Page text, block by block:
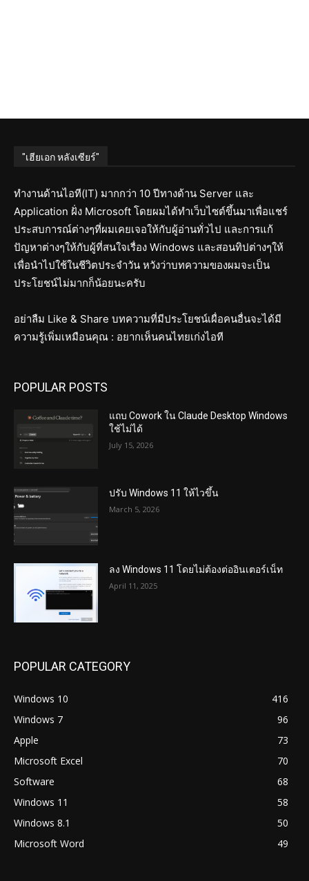
"เฮียเอก หลังเซียร์"
ทำงานด้านไอที(IT) มากกว่า 10 ปีทางด้าน Server และ
Application ฝั่ง Microsoft โดยผมได้ทำเว็บไซต์ขึ้นมาเพื่อแชร์
ประสบการณ์ต่างๆที่ผมเคยเจอให้กับผู้อ่านทั่วไป และการแก้
ปัญหาต่างๆให้กับผู้ที่สนใจเรื่อง Windows และสอนทิปต่างๆให้
เพื่อนำไปใช้ในชีวิตประจำวัน หวังว่าบทความของผมจะเป็น
ประโยชน์ไม่มากก็น้อยนะครับ
อย่าลืม Like & Share บทความที่มีประโยชน์เผื่อคนอื่นจะได้มี
ความรู้เพิ่มเหมือนคุณ : อยากเห็นคนไทยเก่งไอที
POPULAR POSTS
แถบ Cowork ใน Claude Desktop Windows
ใช้ไม่ได้
July 15, 2026
ปรับ Windows 11 ให้ไวขึ้น
March 5, 2026
ลง Windows 11 โดยไม่ต้องต่ออินเตอร์เน็ท
April 11, 2025
POPULAR CATEGORY
Windows 10
416
Windows 7
96
Apple
73
Microsoft Excel
70
Software
68
Windows 11
58
Windows 8.1
50
Microsoft Word
49